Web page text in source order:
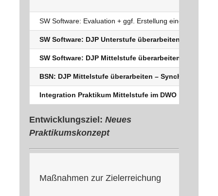
SW Software: Evaluation + ggf. Erstellung eines neuen
SW Software: DJP Unterstufe überarbeiten
SW Software: DJP Mittelstufe überarbeiten
BSN: DJP Mittelstufe überarbeiten –
Integration Praktikum Mittelstufe im DWO
Entwicklungsziel: Neues
Praktikumskonzept
Maßnahmen zur Zielerreichung